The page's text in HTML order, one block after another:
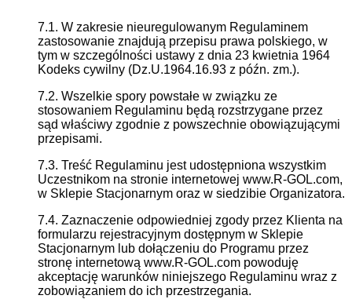
7.1. W zakresie nieuregulowanym Regulaminem
zastosowanie znajdują przepisu prawa polskiego, w
tym w szczególności ustawy z dnia 23 kwietnia 1964
Kodeks cywilny (Dz.U.1964.16.93 z późn. zm.).
7.2. Wszelkie spory powstałe w związku ze
stosowaniem Regulaminu będą rozstrzygane przez
sąd właściwy zgodnie z powszechnie obowiązującymi
przepisami.
7.3. Treść Regulaminu jest udostępniona wszystkim
Uczestnikom na stronie internetowej www.R-GOL.com,
w Sklepie Stacjonarnym oraz w siedzibie Organizatora.
7.4. Zaznaczenie odpowiedniej zgody przez Klienta na
formularzu rejestracyjnym dostępnym w Sklepie
Stacjonarnym lub dołączeniu do Programu przez
stronę internetową www.R-GOL.com powoduję
akceptację warunków niniejszego Regulaminu wraz z
zobowiązaniem do ich przestrzegania.